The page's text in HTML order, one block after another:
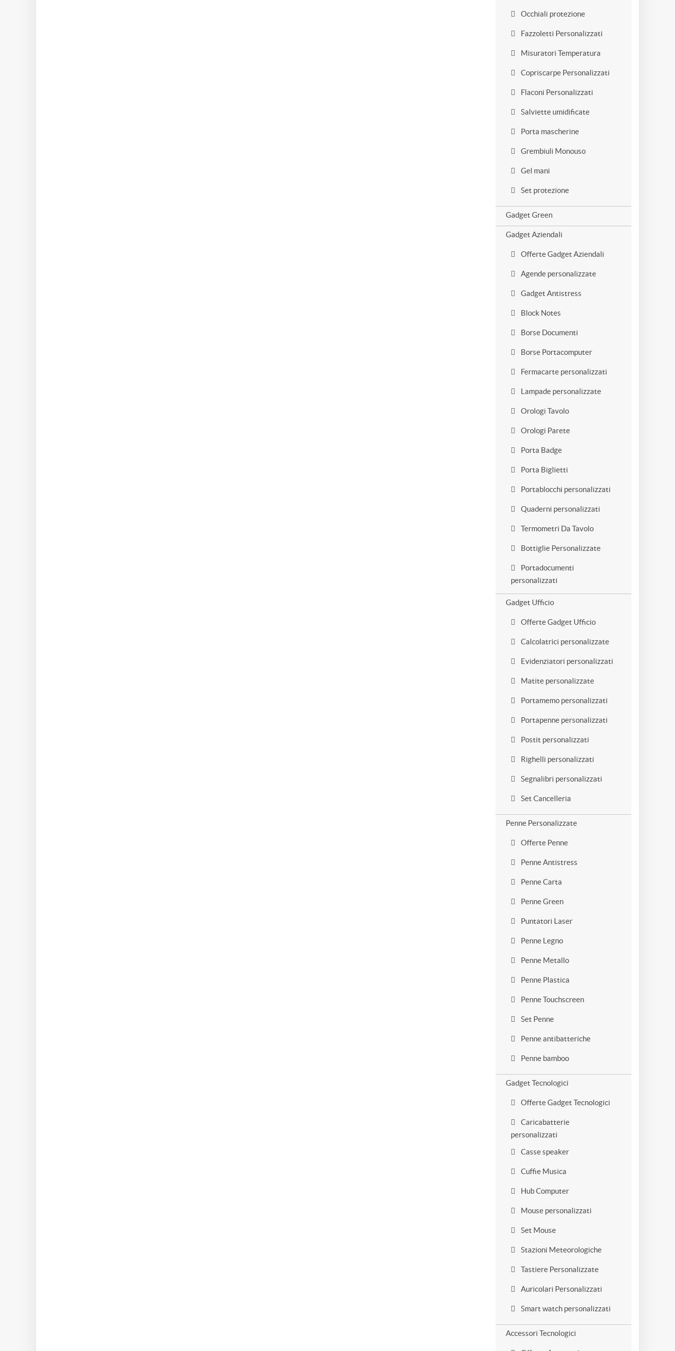
Occhiali protezione
Fazzoletti Personalizzati
Misuratori Temperatura
Copriscarpe Personalizzati
Flaconi Personalizzati
Salviette umidificate
Porta mascherine
Grembiuli Monouso
Gel mani
Set protezione
Gadget Green
Gadget Aziendali
Offerte Gadget Aziendali
Agende personalizzate
Gadget Antistress
Block Notes
Borse Documenti
Borse Portacomputer
Fermacarte personalizzati
Lampade personalizzate
Orologi Tavolo
Orologi Parete
Porta Badge
Porta Biglietti
Portablocchi personalizzati
Quaderni personalizzati
Termometri Da Tavolo
Bottiglie Personalizzate
Portadocumenti
personalizzati
Gadget Ufficio
Offerte Gadget Ufficio
Calcolatrici personalizzate
Evidenziatori personalizzati
Matite personalizzate
Portamemo personalizzati
Portapenne personalizzati
Postit personalizzati
Righelli personalizzati
Segnalibri personalizzati
Set Cancelleria
Penne Personalizzate
Offerte Penne
Penne Antistress
Penne Carta
Penne Green
Puntatori Laser
Penne Legno
Penne Metallo
Penne Plastica
Penne Touchscreen
Set Penne
Penne antibatteriche
Penne bamboo
Gadget Tecnologici
Offerte Gadget Tecnologici
Caricabatterie
personalizzati
Casse speaker
Cuffie Musica
Hub Computer
Mouse personalizzati
Set Mouse
Stazioni Meteorologiche
Tastiere Personalizzate
Auricolari Personalizzati
Smart watch personalizzati
Accessori Tecnologici